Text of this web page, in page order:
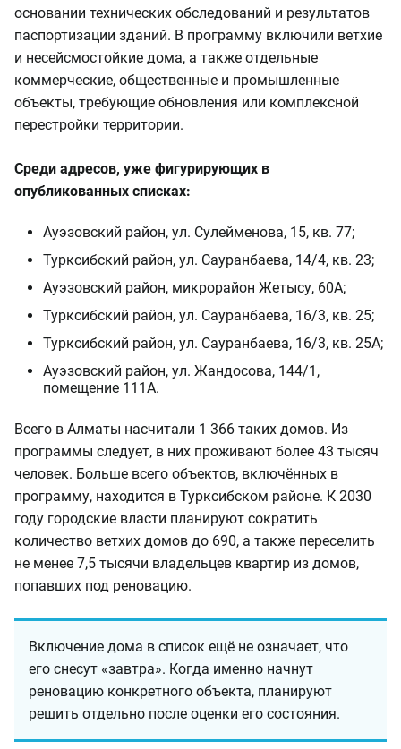
основании технических обследований и результатов
паспортизации зданий. В программу включили ветхие
и несейсмостойкие дома, а также отдельные
коммерческие, общественные и промышленные
объекты, требующие обновления или комплексной
перестройки территории.
Среди адресов, уже фигурирующих в
опубликованных списках:
Ауэзовский район, ул. Сулейменова, 15, кв. 77;
Турксибский район, ул. Сауранбаева, 14/4, кв. 23;
Ауэзовский район, микрорайон Жетысу, 60А;
Турксибский район, ул. Сауранбаева, 16/3, кв. 25;
Турксибский район, ул. Сауранбаева, 16/3, кв. 25А;
Ауэзовский район, ул. Жандосова, 144/1,
помещение 111А.
Всего в Алматы насчитали 1 366 таких домов. Из
программы следует, в них проживают более 43 тысяч
человек. Больше всего объектов, включённых в
программу, находится в Турксибском районе. К 2030
году городские власти планируют сократить
количество ветхих домов до 690, а также переселить
не менее 7,5 тысячи владельцев квартир из домов,
попавших под реновацию.
Включение дома в список ещё не означает, что
его снесут «завтра». Когда именно начнут
реновацию конкретного объекта, планируют
решить отдельно после оценки его состояния.